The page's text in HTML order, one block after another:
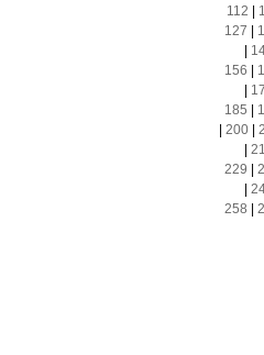
112
127
156
185
200|
229
258